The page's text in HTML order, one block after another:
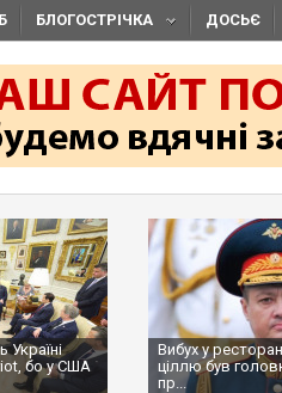
БЛОГОСТРІЧКА ДОСЬЄ
Україні
бо у США
Вибух у
ціллю був
пр...